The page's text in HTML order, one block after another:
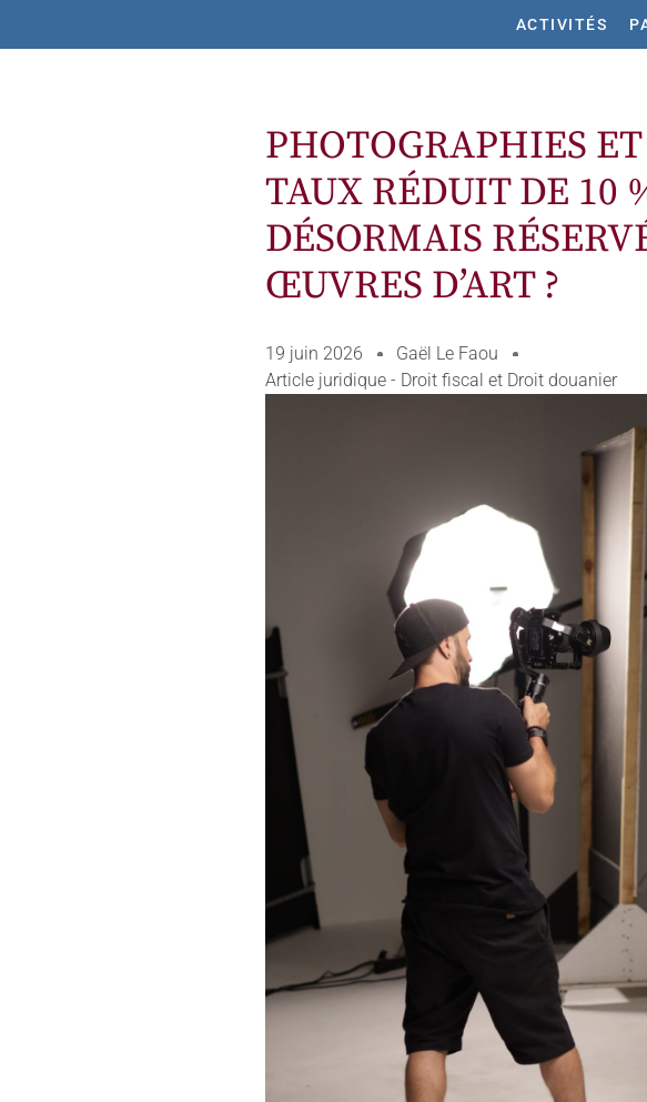
ACTIVITÉS
PHOTOGRAPHIES
TAUX RÉDUIT DE 10
DÉSORMAIS
ŒUVRES D’ART ?
19 juin 2026
Gaël Le Faou
Article juridique - Droit fiscal et Droit douanier